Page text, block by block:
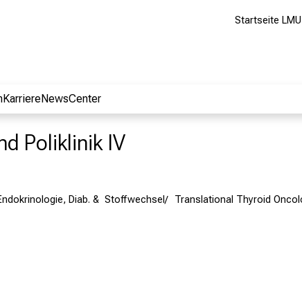
Startseite
KarriereNewsCenter
Poliklinik IV
Diab. & Stoffwechsel Translational Thyroid